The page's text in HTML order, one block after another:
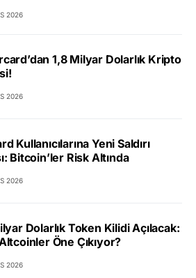
2026
1,8 Milyar Dolarlık Kripto
2026
Kullanıcılarına Yeni Saldırı
Bitcoin’ler Risk Altında
2026
Dolarlık Token Kilidi Açılacak:
Öne Çıkıyor?
2026